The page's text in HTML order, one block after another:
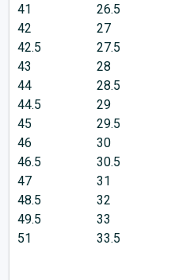
41
26.5
42
27
42.5
27.5
43
28
44
28.5
44.5
29
45
29.5
46
30
46.5
30.5
47
31
48.5
32
49.5
33
51
33.5